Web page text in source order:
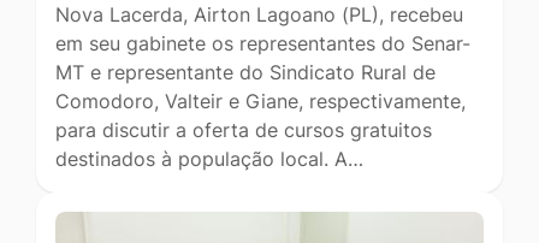
Nova Lacerda, Airton Lagoano (PL), recebeu
em seu gabinete os representantes do Senar-
MT e representante do Sindicato Rural de
Comodoro, Valteir e Giane, respectivamente,
para discutir a oferta de cursos gratuitos
destinados à população local. A…